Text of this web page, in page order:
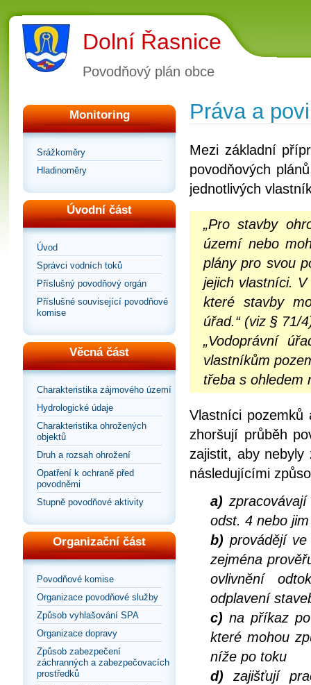
Dolní Řasnice
Povodňový plán obce
Monitoring
Srážkoměry
Hladinoměry
Úvodní část
Úvod
Správci vodních toků
Příslušný povodňový orgán
Příslušné související povodňové
komise
Věcná část
Charakteristika zájmového území
Hydrologické údaje
Charakteristika ohrožených
objektů
Druh a rozsah ohrožení
Opatření k ochraně před
povodněmi
Stupně povodňové aktivity
Organizační část
Povodňové komise
Organizace povodňové služby
Způsob vyhlašování SPA
Organizace dopravy
Způsob zabezpečení
záchranných a zabezpečovacích
prostředků
Práva a
Mezi základní
povodňových
jednotlivých
„Pro stavby
území nebo
plány pro svou
jejich vlastníci.
které stavby
úřad.“ (viz § 71/
„Vodoprávní
vlastníkům
třeba s ohledem
Vlastníci
zhoršují průběh
zajistit, aby
následujícími
a)
odst. 4 nebo
b) provádějí
zejména
ovlivnění
odplavení
c) na příkaz
které mohou
níže po toku
d) zajišťují